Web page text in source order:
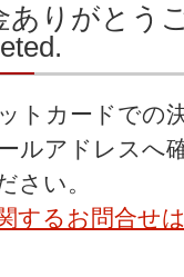
ありがとう
トカードでの
ルアドレスへ
さい。
するお問合せ